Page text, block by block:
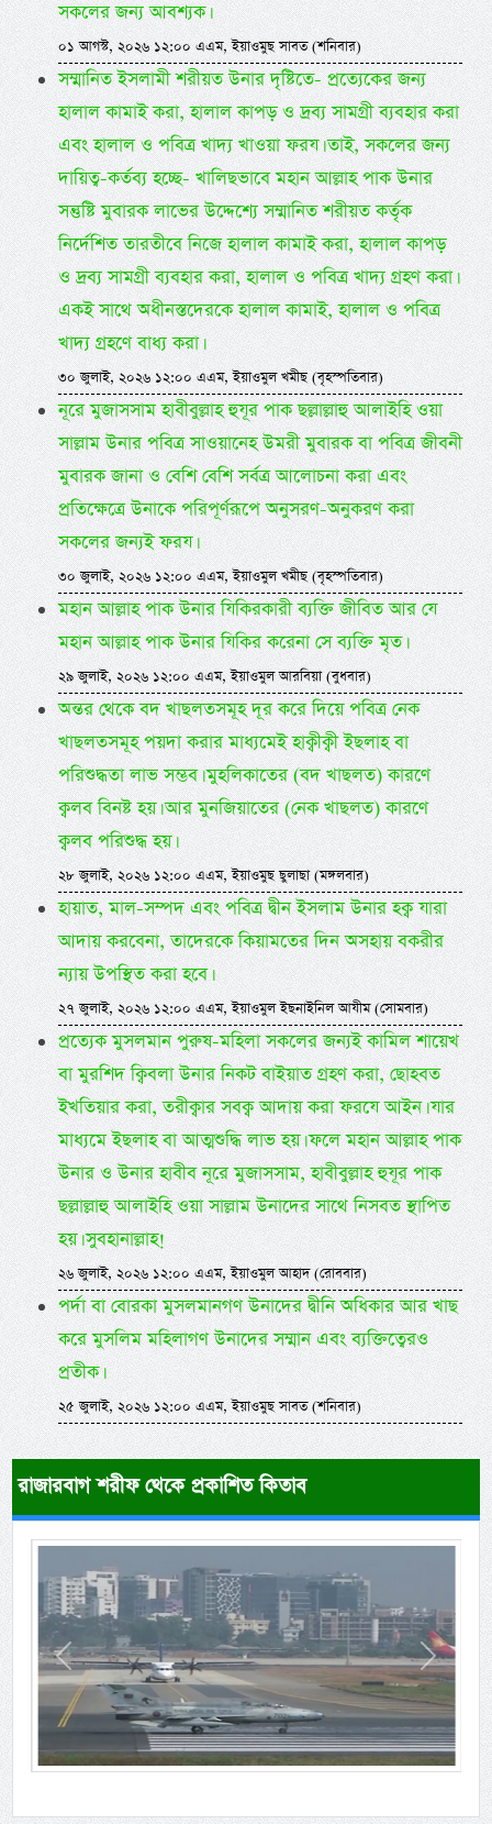
সকলের জন্য আবশ্যক।
০১ আগস্ট, ২০২৬ ১২:০০ এএম, ইয়াওমুছ সাবত (শনিবার)
সম্মানিত ইসলামী শরীয়ত উনার দৃষ্টিতে- প্রত্যেকের জন্য
হালাল কামাই করা, হালাল কাপড় ও দ্রব্য সামগ্রী ব্যবহার করা
এবং হালাল ও পবিত্র খাদ্য খাওয়া ফরয। তাই, সকলের জন্য
দায়িত্ব-কর্তব্য হচ্ছে- খালিছভাবে মহান আল্লাহ পাক উনার
সন্তুষ্টি মুবারক লাভের উদ্দেশ্যে সম্মানিত শরীয়ত কর্তৃক
নির্দেশিত তারতীবে নিজে হালাল কামাই করা, হালাল কাপড়
ও দ্রব্য সামগ্রী ব্যবহার করা, হালাল ও পবিত্র খাদ্য গ্রহণ করা।
একই সাথে অধীনস্তদেরকে হালাল কামাই, হালাল ও পবিত্র
খাদ্য গ্রহণে বাধ্য করা।
৩০ জুলাই, ২০২৬ ১২:০০ এএম, ইয়াওমুল খমীছ (বৃহস্পতিবার)
নূরে মুজাসসাম হাবীবুল্লাহ হুযূর পাক ছল্লাল্লাহু আলাইহি ওয়া
সাল্লাম উনার পবিত্র সাওয়ানেহ উমরী মুবারক বা পবিত্র জীবনী
মুবারক জানা ও বেশি বেশি সর্বত্র আলোচনা করা এবং
প্রতিক্ষেত্রে উনাকে পরিপূর্ণরূপে অনুসরণ-অনুকরণ করা
সকলের জন্যই ফরয।
৩০ জুলাই, ২০২৬ ১২:০০ এএম, ইয়াওমুল খমীছ (বৃহস্পতিবার)
মহান আল্লাহ পাক উনার যিকিরকারী ব্যক্তি জীবিত আর যে
মহান আল্লাহ পাক উনার যিকির করেনা সে ব্যক্তি মৃত।
২৯ জুলাই, ২০২৬ ১২:০০ এএম, ইয়াওমুল আরবিয়া (বুধবার)
অন্তর থেকে বদ খাছলতসমূহ দূর করে দিয়ে পবিত্র নেক
খাছলতসমূহ পয়দা করার মাধ্যমেই হাক্বীক্বী ইছলাহ বা
পরিশুদ্ধতা লাভ সম্ভব। মুহলিকাতের (বদ খাছলত) কারণে
ক্বলব বিনষ্ট হয়। আর মুনজিয়াতের (নেক খাছলত) কারণে
ক্বলব পরিশুদ্ধ হয়।
২৮ জুলাই, ২০২৬ ১২:০০ এএম, ইয়াওমুছ ছুলাছা (মঙ্গলবার)
হায়াত, মাল-সম্পদ এবং পবিত্র দ্বীন ইসলাম উনার হক্ব যারা
আদায় করবেনা, তাদেরকে কিয়ামতের দিন অসহায় বকরীর
ন্যায় উপস্থিত করা হবে।
২৭ জুলাই, ২০২৬ ১২:০০ এএম, ইয়াওমুল ইছনাইনিল আযীম (সোমবার)
প্রত্যেক মুসলমান পুরুষ-মহিলা সকলের জন্যই কামিল শায়েখ
বা মুরশিদ ক্বিবলা উনার নিকট বাইয়াত গ্রহণ করা, ছোহবত
ইখতিয়ার করা, তরীক্বার সবক্ব আদায় করা ফরযে আইন। যার
মাধ্যমে ইছলাহ বা আত্মশুদ্ধি লাভ হয়। ফলে মহান আল্লাহ পাক
উনার ও উনার হাবীব নূরে মুজাসসাম, হাবীবুল্লাহ হুযূর পাক
ছল্লাল্লাহু আলাইহি ওয়া সাল্লাম উনাদের সাথে নিসবত স্থাপিত
হয়। সুবহানাল্লাহ!
২৬ জুলাই, ২০২৬ ১২:০০ এএম, ইয়াওমুল আহাদ (রোববার)
পর্দা বা বোরকা মুসলমানগণ উনাদের দ্বীনি অধিকার আর খাছ
করে মুসলিম মহিলাগণ উনাদের সম্মান এবং ব্যক্তিত্বেরও
প্রতীক।
২৫ জুলাই, ২০২৬ ১২:০০ এএম, ইয়াওমুছ সাবত (শনিবার)
রাজারবাগ শরীফ থেকে প্রকাশিত কিতাব
Previous Next